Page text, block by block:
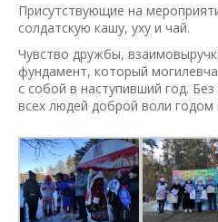
Присутствующие на
солдатскую кашу, уху и чай.
Чувство дружбы,
фундамент, который
с собой в наступивший год.
всех людей доброй воли